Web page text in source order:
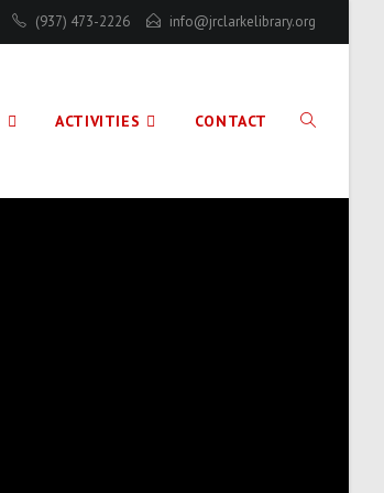
(937) 473-2226 info@jrclarkelibrary.org
ACTIVITIES CONTACT TOGGLE